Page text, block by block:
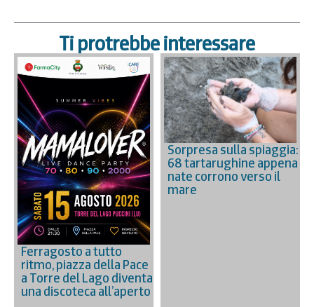
Ti protrebbe interessare
Ferragosto a tutto
ritmo, piazza della Pace
a Torre del Lago diventa
una discoteca all’aperto
Sorpresa sulla spiaggia:
68 tartarughine appena
nate corrono verso il
mare